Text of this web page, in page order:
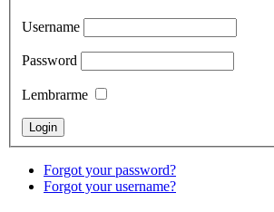
Username
Password
Lembrarme
Forgot your password?
Forgot your username?